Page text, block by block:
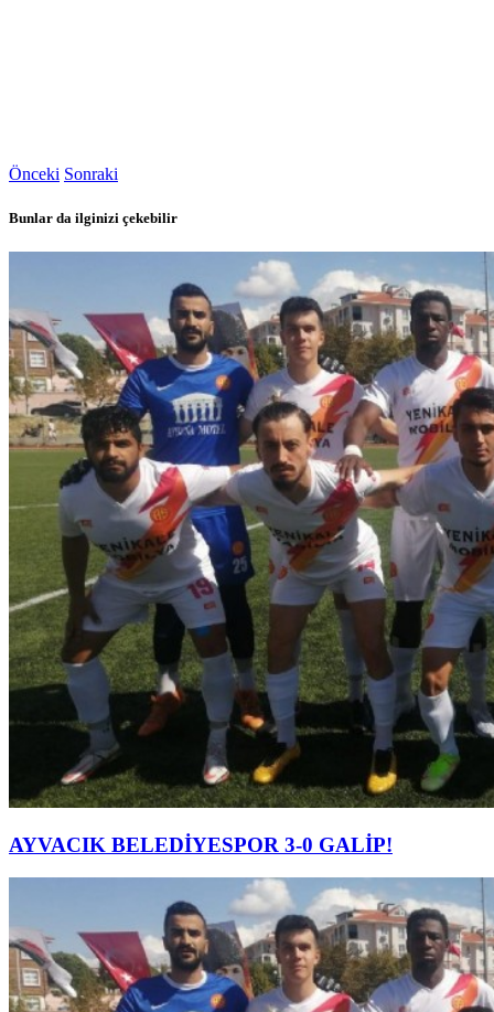
Önceki Sonraki
Bunlar da ilginizi çekebilir
AYVACIK BELEDİYESPOR 3-0 GALİP!